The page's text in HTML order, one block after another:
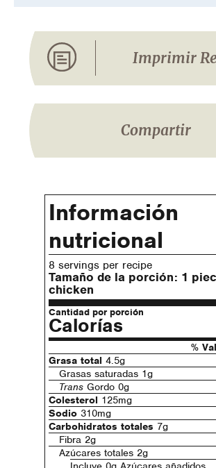
Imprimir
Compartir
Información
nutricional
8 servings per recipe
Tamaño de la porción: 1
chicken
Cantidad por porción
Calorías
%
Grasa total 4.5g
Grasas saturadas 1g
Trans Gordo 0g
Colesterol 125mg
Sodio 310mg
Carbohidratos totales 7g
Fibra 2g
Azúcares totales 2g